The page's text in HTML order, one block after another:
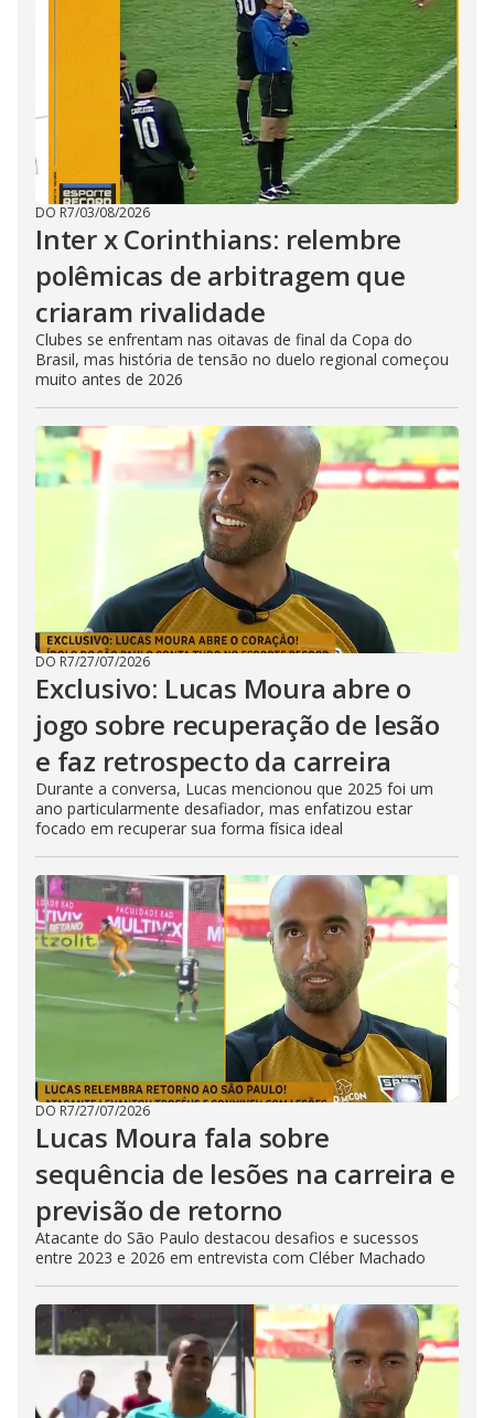
DO R7/03/08/2026
Inter x Corinthians: relembre
polêmicas de arbitragem que
criaram rivalidade
Clubes se enfrentam nas oitavas de final da Copa do
Brasil, mas história de tensão no duelo regional começou
muito antes de 2026
DO R7/27/07/2026
Exclusivo: Lucas Moura abre o
jogo sobre recuperação de lesão
e faz retrospecto da carreira
Durante a conversa, Lucas mencionou que 2025 foi um
ano particularmente desafiador, mas enfatizou estar
focado em recuperar sua forma física ideal
DO R7/27/07/2026
Lucas Moura fala sobre
sequência de lesões na carreira e
previsão de retorno
Atacante do São Paulo destacou desafios e sucessos
entre 2023 e 2026 em entrevista com Cléber Machado